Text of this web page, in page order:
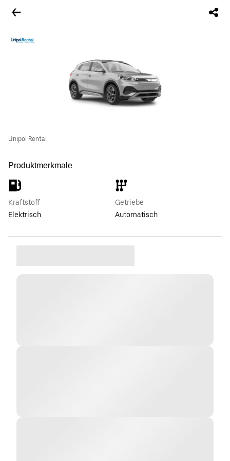
Unipol Rental
Produktmerkmale
Kraftstoff
Elektrisch
Getriebe
Automatisch